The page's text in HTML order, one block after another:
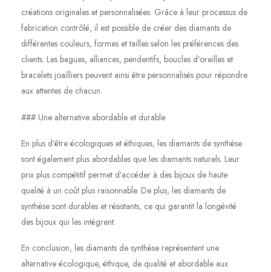
créations originales et personnalisées. Grâce à leur processus de
fabrication contrôlé, il est possible de créer des diamants de
différentes couleurs, formes et tailles selon les préférences des
clients. Les bagues, alliances, pendentifs, boucles d’oreilles et
bracelets joailliers peuvent ainsi être personnalisés pour répondre
aux attentes de chacun.
### Une alternative abordable et durable
En plus d’être écologiques et éthiques, les diamants de synthèse
sont également plus abordables que les diamants naturels. Leur
prix plus compétitif permet d’accéder à des bijoux de haute
qualité à un coût plus raisonnable. De plus, les diamants de
synthèse sont durables et résistants, ce qui garantit la longévité
des bijoux qui les intègrent.
En conclusion, les diamants de synthèse représentent une
alternative écologique, éthique, de qualité et abordable aux